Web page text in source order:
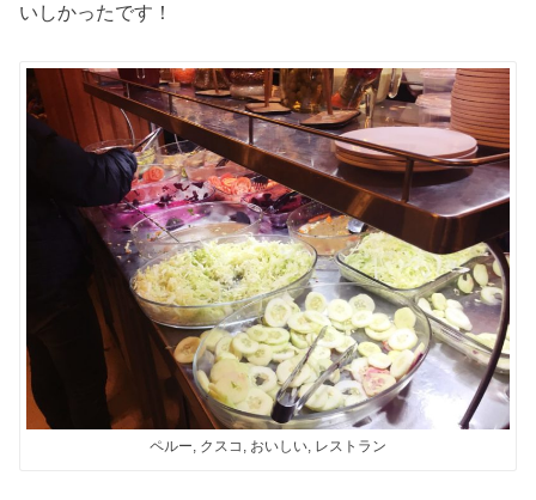
いしかったです！
ペルー, クスコ, おいしい, レストラン